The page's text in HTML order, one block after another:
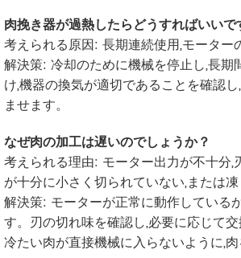
肉挽き器が過熱したらどうすればいいで
考えられる原因: 長期連続使用,モーター
解決策: 冷却のために機械を停止し,長期
け,機器の換気が適切であることを確認
ませます。
なぜ肉の加工は遅いのでしょうか？
考えられる理由: モーター出力が不十分,
が十分に小さく切られていない,または凍
解決策: モーターが正常に動作している
す。刃の切れ味を確認し,必要に応じて
冷たい肉が直接機械に入らないように,肉